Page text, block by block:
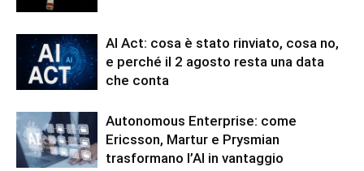
AI Act: cosa è stato rinviato, cosa no,
e perché il 2 agosto resta una data
che conta
Autonomous Enterprise: come
Ericsson, Martur e Prysmian
trasformano l’AI in vantaggio